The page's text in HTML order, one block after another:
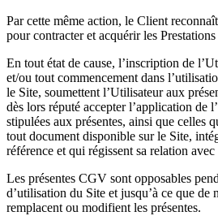
Par cette même action, le Client
pour contracter et acquérir les
En tout état de cause, l’inscription de
et/ou tout commencement dans
le Site, soumettent l’Utilisateur aux
dès lors réputé accepter l’application de
stipulées aux présentes, ainsi que celles
tout document disponible sur le Site,
référence et qui régissent sa relation
Les présentes CGV sont opposables
d’utilisation du Site et jusqu’à ce que
remplacent ou modifient les présentes.